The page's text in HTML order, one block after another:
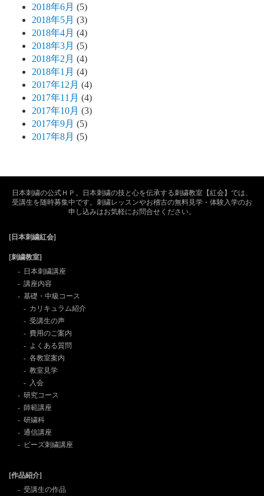
2018年6月 (5)
2018年5月 (3)
2018年4月 (4)
2018年3月 (5)
2018年2月 (4)
2018年1月 (4)
2017年12月 (4)
2017年11月 (4)
2017年10月 (3)
2017年9月 (5)
2017年8月 (5)
日本刺繍の公式ＨＰ。日本刺繍の技と心を伝承する刺繍教室【紅会】では、
受講生を随時募集中です。刺繍レッスンやお稽古の無料見学・体験入学のお
申し込みはお気軽にお問合せください。
[日本刺繍紅会]
[刺繍教室]
日本刺繍講座
講座内容
基礎・中級コース
カリキュラム紹介
受講生の声
費用のご案内
よくある質問
各教室案内
教室見学
入会
研究コース
師範講座
研繍科
通信講座
ビーズ刺繍講座
[作品紹介]
受講生の作品